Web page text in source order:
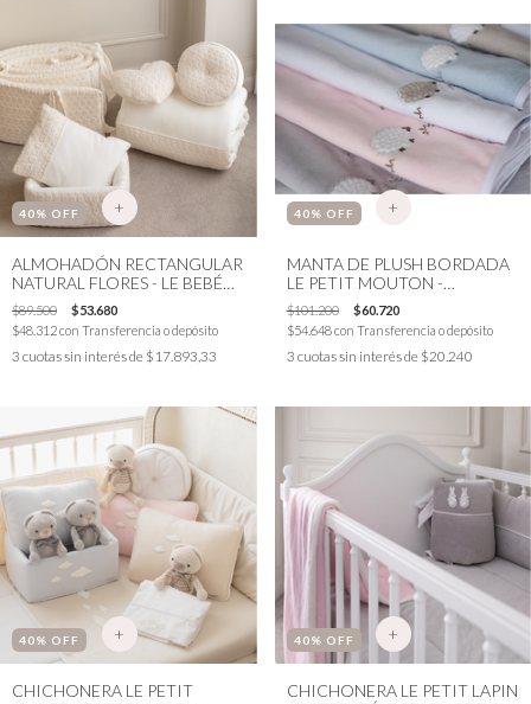
40% OFF +
ALMOHADÓN RECTANGULAR
NATURAL FLORES - LE BEBÉ
EN BRODERIE - SÉLECTION
STOCK
$89.500
$53.680
$48.312con Transferencia o depósito
3 cuotas sin interés de $17.893,33
40% OFF +
MANTA DE PLUSH BORDADA
LE PETIT MOUTON -
SÉLECTION STOCK
$101.200
$60.720
$54.648con Transferencia o depósito
3 cuotas sin interés de $20.240
40% OFF +
CHICHONERA LE PETIT
40% OFF +
CHICHONERA LE PETIT LAPIN